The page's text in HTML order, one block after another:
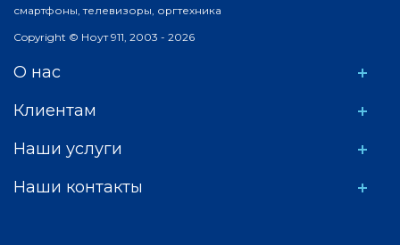
смартфоны, телевизоры, оргтехника
Copyright © Ноут 911, 2003 - 2026
О нас
Клиентам
Наши услуги
Наши контакты